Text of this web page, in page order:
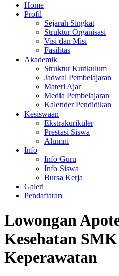
Home
Profil
Sejarah Singkat
Struktur Organisasi
Visi dan Misi
Fasilitas
Akademik
Struktur Kurikulum
Jadwal Pembelajaran
Materi Ajar
Media Pembelajaran
Kalender Pendidikan
Kesiswaan
Ekstrakurikuler
Prestasi Siswa
Alumni
Info
Info Guru
Info Siswa
Bursa Kerja
Galeri
Pendaftaran
Lowongan
Kesehatan
Keperawatan